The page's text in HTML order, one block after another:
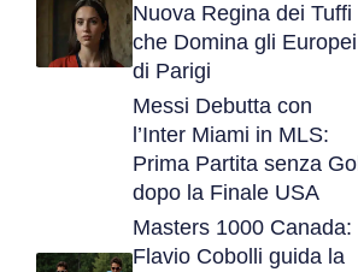
Nuova Regina dei Tuffi
che Domina gli Europei
di Parigi
Messi Debutta con
l’Inter Miami in MLS:
Prima Partita senza Gol
dopo la Finale USA
Masters 1000 Canada:
Flavio Cobolli guida la